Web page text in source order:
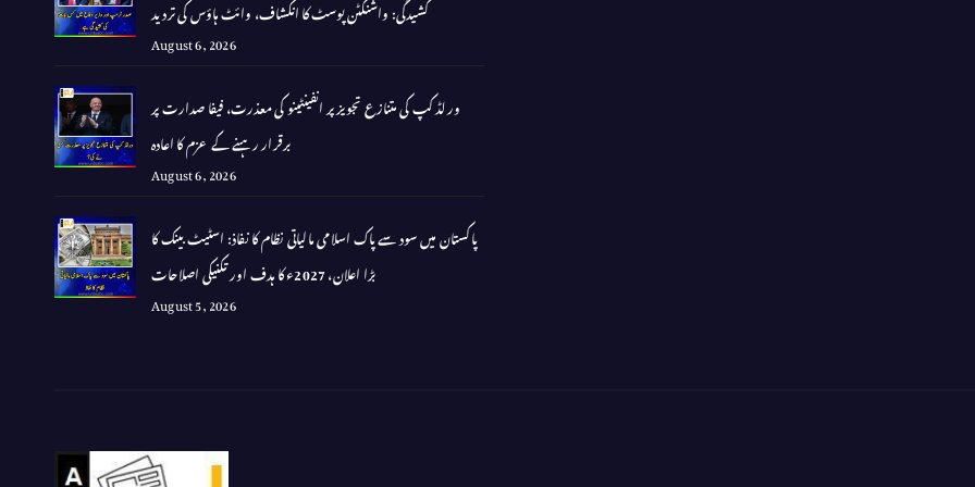
کشیدگی: واشنگٹن پوسٹ کا انکشاف، وائٹ ہاؤس کی تردید
August 6, 2026
ورلڈ کپ کی متنازع تجویز پر انفینٹینو کی معذرت، فیفا صدارت پر
برقرار رہنے کے عزم کا اعادہ
August 6, 2026
پاکستان میں سود سے پاک اسلامی مالیاتی نظام کا نفاذ: اسٹیٹ بینک کا
بڑا اعلان، 2027ء کا ہدف اور تکنیکی اصلاحات
August 5, 2026